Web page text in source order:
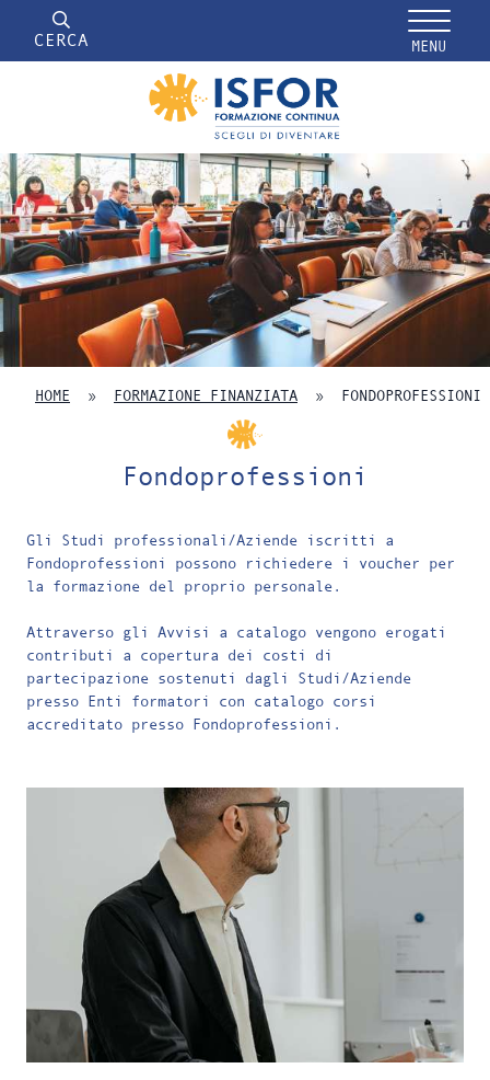
CERCA MENU
HOME » FORMAZIONE FINANZIATA » FONDOPROFESSIONI
Fondoprofessioni
Gli Studi professionali/Aziende iscritti a
Fondoprofessioni
possono richiedere i voucher per
la formazione del proprio personale.
Attraverso gli Avvisi a catalogo vengono erogati
contributi a copertura dei costi di
partecipazione sostenuti dagli Studi/Aziende
presso Enti formatori con catalogo corsi
accreditato presso Fondoprofessioni.